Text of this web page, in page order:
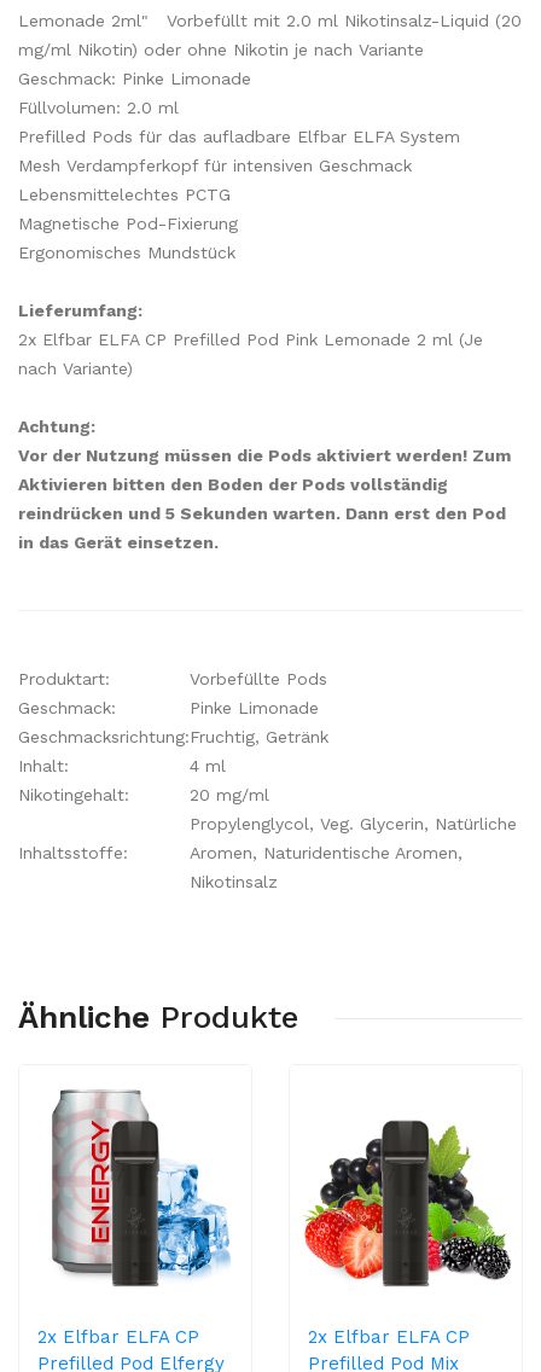
Lemonade 2ml" Vorbefüllt mit 2.0 ml Nikotinsalz-Liquid (20
mg/ml Nikotin) oder ohne Nikotin je nach Variante
Geschmack: Pinke Limonade
Füllvolumen: 2.0 ml
Prefilled Pods für das aufladbare Elfbar ELFA System
Mesh Verdampferkopf für intensiven Geschmack
Lebensmittelechtes PCTG
Magnetische Pod-Fixierung
Ergonomisches Mundstück
Lieferumfang:
2x Elfbar ELFA CP Prefilled Pod Pink Lemonade 2 ml (Je
nach Variante)
Achtung:
Vor der Nutzung müssen die Pods aktiviert werden! Zum
Aktivieren bitten den Boden der Pods vollständig
reindrücken und 5 Sekunden warten. Dann erst den Pod
in das Gerät einsetzen.
Produktart:
Vorbefüllte Pods
Geschmack:
Pinke Limonade
Geschmacksrichtung:Fruchtig, Getränk
Inhalt:
4 ml
Nikotingehalt:
20 mg/ml
Inhaltsstoffe:
Propylenglycol, Veg. Glycerin, Natürliche
Aromen, Naturidentische Aromen,
Nikotinsalz
Ähnliche Produkte
2x Elfbar ELFA CP
Prefilled Pod Elfergy
2x Elfbar ELFA CP
Prefilled Pod Mix